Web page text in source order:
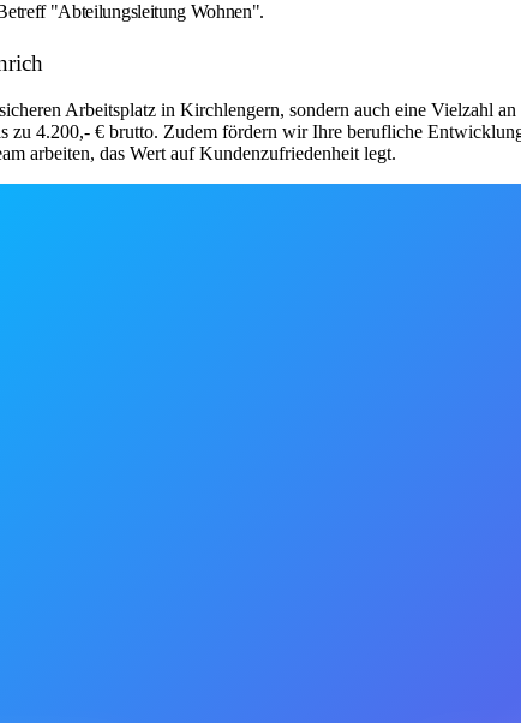
"Abteilungsleitung Wohnen".
Arbeitsplatz in Kirchlengern, sondern auch eine Vielzahl
zu 4.200,- € brutto. Zudem fördern wir Ihre berufliche
arbeiten, das Wert auf Kundenzufriedenheit legt.